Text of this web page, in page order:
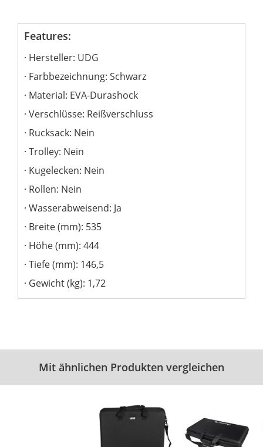
Features:
Hersteller: UDG
Farbbezeichnung: Schwarz
Material: EVA-Durashock
Verschlüsse: Reißverschluss
Rucksack: Nein
Trolley: Nein
Kugelecken: Nein
Rollen: Nein
Wasserabweisend: Ja
Breite (mm): 535
Höhe (mm): 444
Tiefe (mm): 146,5
Gewicht (kg): 1,72
Mit ähnlichen Produkten vergleichen